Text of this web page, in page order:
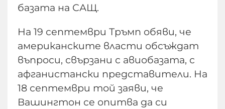
базата на САЩ.
На 19 септември Тръмп обяви, че
американските власти обсъждат
въпроси, свързани с авиобазата, с
афганистански представители. На
18 септември той заяви, че
Вашингтон се опитва да си